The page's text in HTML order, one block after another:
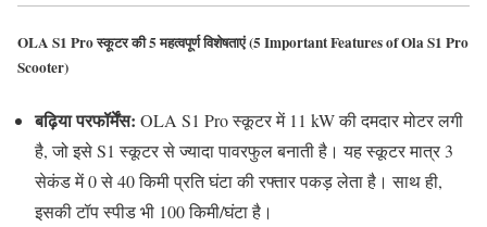
OLA S1 Pro स्कूटर की 5 महत्वपूर्ण विशेषताएं (5 Important Features of Ola S1 Pro
Scooter)
बढ़िया परफॉर्मेंस: OLA S1 Pro स्कूटर में 11 kW की दमदार मोटर लगी
है, जो इसे S1 स्कूटर से ज्यादा पावरफुल बनाती है। यह स्कूटर मात्र 3
सेकंड में 0 से 40 किमी प्रति घंटा की रफ्तार पकड़ लेता है। साथ ही,
इसकी टॉप स्पीड भी 100 किमी/घंटा है।